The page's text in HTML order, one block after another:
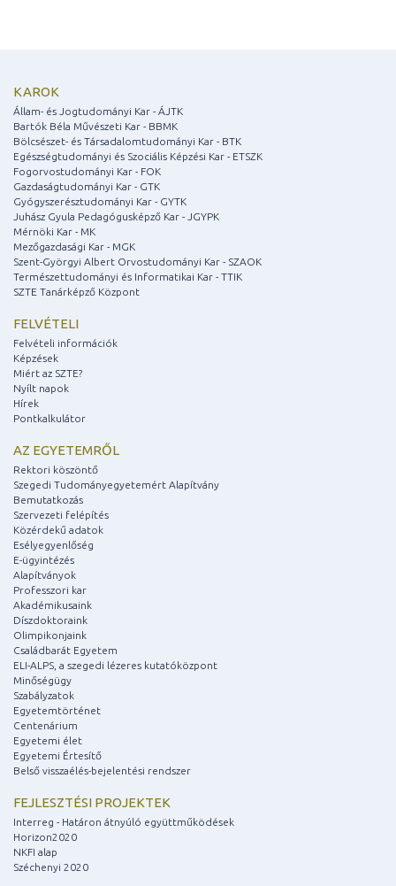
KAROK
Állam- és Jogtudományi Kar - ÁJTK
Bartók Béla Művészeti Kar - BBMK
Bölcsészet- és Társadalomtudományi Kar - BTK
Egészségtudományi és Szociális Képzési Kar - ETSZK
Fogorvostudományi Kar - FOK
Gazdaságtudományi Kar - GTK
Gyógyszerésztudományi Kar - GYTK
Juhász Gyula Pedagógusképző Kar - JGYPK
Mérnöki Kar - MK
Mezőgazdasági Kar - MGK
Szent-Györgyi Albert Orvostudományi Kar - SZAOK
Természettudományi és Informatikai Kar - TTIK
SZTE Tanárképző Központ
FELVÉTELI
Felvételi információk
Képzések
Miért az SZTE?
Nyílt napok
Hírek
Pontkalkulátor
AZ EGYETEMRŐL
Rektori köszöntő
Szegedi Tudományegyetemért Alapítvány
Bemutatkozás
Szervezeti felépítés
Közérdekű adatok
Esélyegyenlőség
E-ügyintézés
Alapítványok
Professzori kar
Akadémikusaink
Díszdoktoraink
Olimpikonjaink
Családbarát Egyetem
ELI-ALPS, a szegedi lézeres kutatóközpont
Minőségügy
Szabályzatok
Egyetemtörténet
Centenárium
Egyetemi élet
Egyetemi Értesítő
Belső visszaélés-bejelentési rendszer
FEJLESZTÉSI PROJEKTEK
Interreg - Határon átnyúló együttműködések
Horizon2020
NKFI alap
Széchenyi 2020